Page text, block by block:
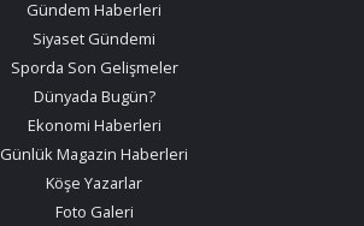
Gündem Haberleri
Siyaset Gündemi
Sporda Son Gelişmeler
Dünyada Bugün?
Ekonomi Haberleri
Günlük Magazin Haberleri
Köşe Yazarlar
Foto Galeri